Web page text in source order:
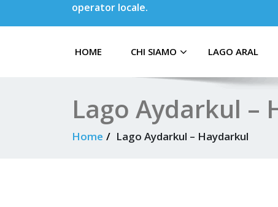
operator locale.
HOME CHI SIAMO LAGO ARAL
Lago Aydarkul –
Home Lago Aydarkul – Haydarkul